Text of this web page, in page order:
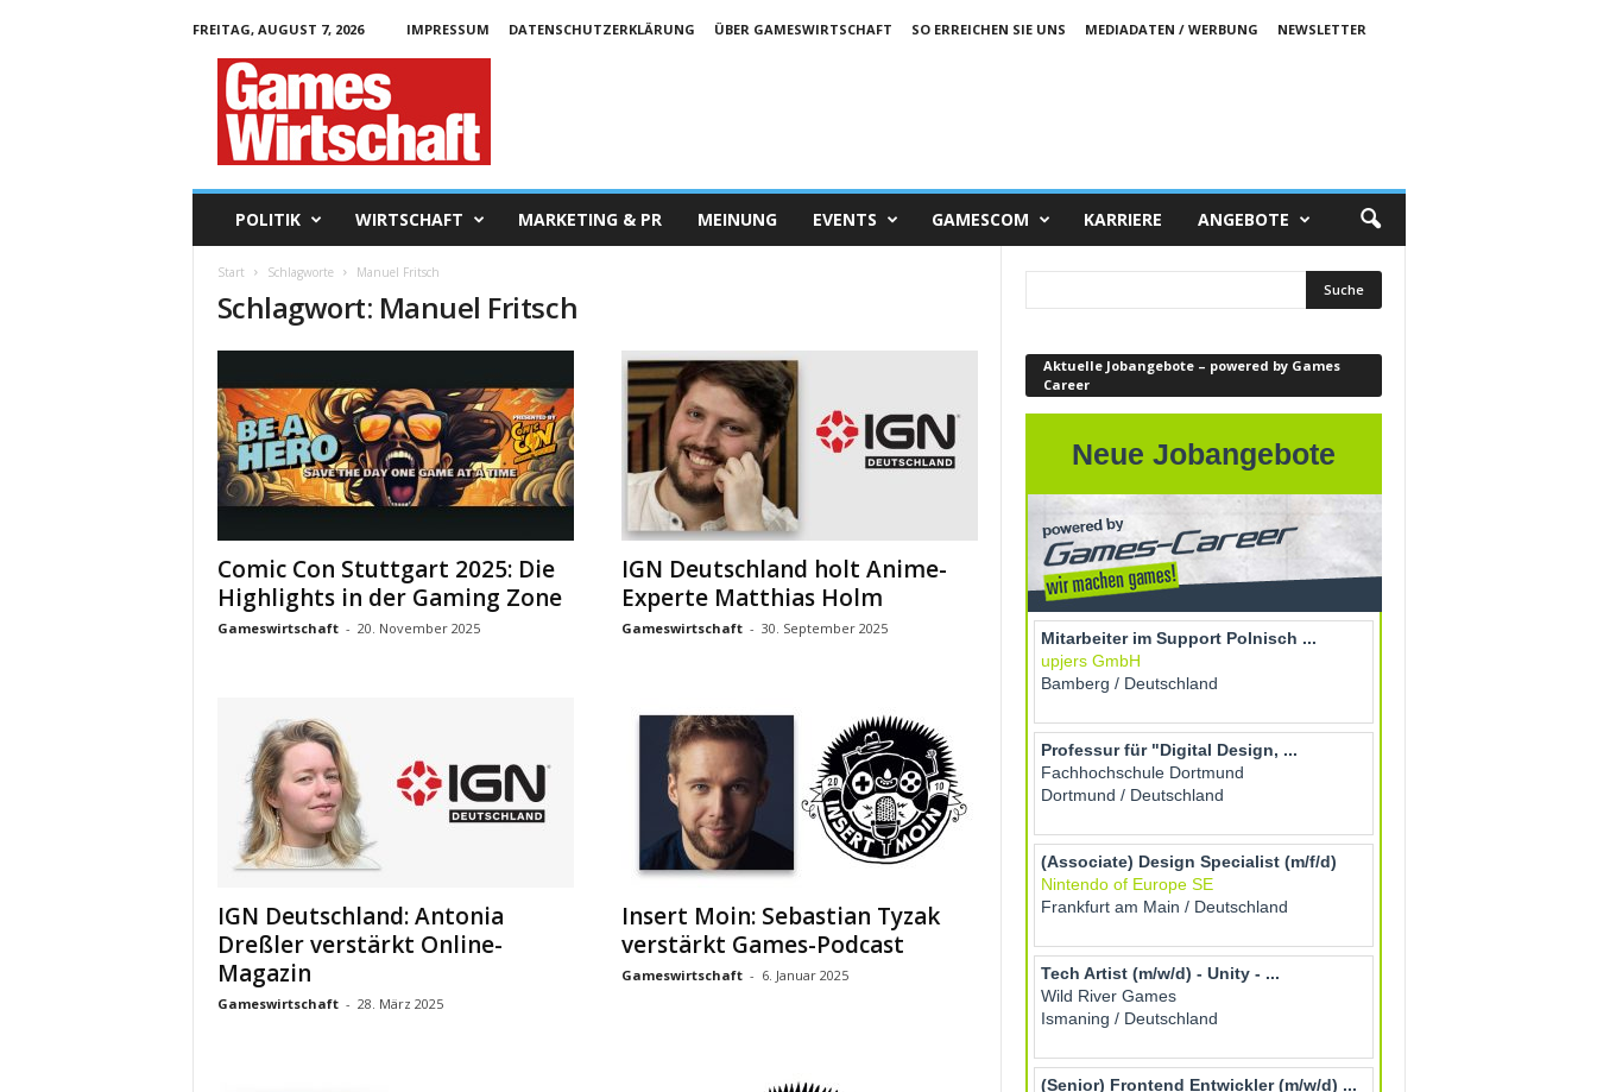
FREITAG, AUGUST 7, 2026 IMPRESSUM DATENSCHUTZERKLÄRUNG ÜBER GAMESWIRTSCHAFT SO ERREICHEN SIE UNS MEDIADATEN / WERBUNG
NEWSLETTER
POLITIK WIRTSCHAFT MARKETING & PR MEINUNG EVENTS GAMESCOM KARRIERE ANGEBOTE
Start Schlagworte Manuel Fritsch
Schlagwort: Manuel Fritsch
Comic Con Stuttgart 2025: Die
Highlights in der Gaming Zone
Gameswirtschaft - 20. November 2025
IGN Deutschland holt Anime-
Experte Matthias Holm
Gameswirtschaft - 30. September 2025
IGN Deutschland: Antonia
Dreßler verstärkt Online-
Magazin
Gameswirtschaft - 28. März 2025
Insert Moin: Sebastian Tyzak
verstärkt Games-Podcast
Gameswirtschaft - 6. Januar 2025
Aktuelle Jobangebote – powered by Games
Career